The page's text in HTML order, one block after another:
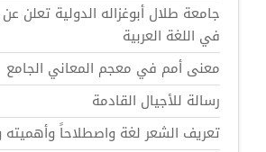
جامعة طلال أبوغزاله الدولية تعلن
في اللغة العربية
معنى أمم في معجم المعاني الجامع
رسالة للأجيال القادمة
تعريف الشعر لغة واصطلاحاً